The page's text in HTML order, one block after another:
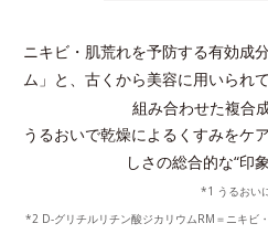
ニキビ・肌荒れを予防する有効成
ム」と、古くから美容に用いられ
組み合わせた複合
うるおいで乾燥によるくすみをケ
しさの総合的な“印
*1 うるおい
*2 D-グリチルリチン酸ジカリウムRM＝ニキビ